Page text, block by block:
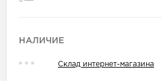
НАЛИЧИЕ
Склад интернет-магазина